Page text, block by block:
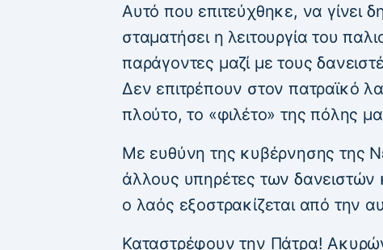
Αυτό που επιτεύχθηκε, να γίνει
σταματήσει η λειτουργία του
παράγοντες μαζί με τους
Δεν επιτρέπουν στον πατραϊκό
πλούτο, το «φιλέτο» της πόλης
Με ευθύνη της κυβέρνησης της
άλλους υπηρέτες των δανειστών
ο λαός εξοστρακίζεται από την
Καταστρέφουν την Πάτρα!